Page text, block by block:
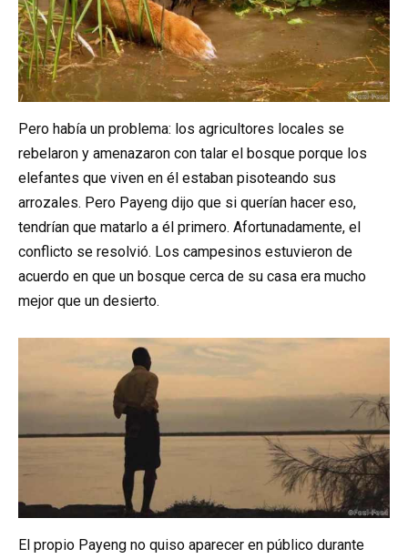
Pero había un problema: los agricultores locales se
rebelaron y amenazaron con talar el bosque porque los
elefantes que viven en él estaban pisoteando sus
arrozales. Pero Payeng dijo que si querían hacer eso,
tendrían que matarlo a él primero. Afortunadamente, el
conflicto se resolvió. Los campesinos estuvieron de
acuerdo en que un bosque cerca de su casa era mucho
mejor que un desierto.
El propio Payeng no quiso aparecer en público durante